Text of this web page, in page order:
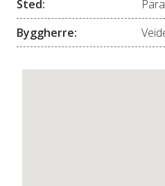
Sted:
Byggherre: